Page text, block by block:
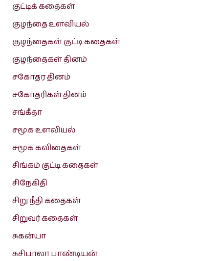
குட்டிக் கதைகள்
குழந்தை உளவியல்
குழந்தைகள் குட்டி கதைகள்
குழந்தைகள் தினம்
சகோதர தினம்
சகோதரிகள் தினம்
சங்கீதா
சமூக உளவியல்
சமூக கவிதைகள்
சிங்கம் குட்டி கதைகள்
சிநேகிதி
சிறு நீதி கதைகள்
சிறுவர் கதைகள்
சுகன்யா
சுசிபாலா பாண்டியன்